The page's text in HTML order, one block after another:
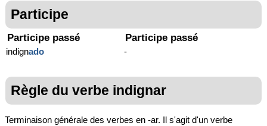
Participe
Participe passé
indignado
Participe passé
-
Règle du verbe indignar
Terminaison générale des verbes en -ar. Il s'agit d'un verbe